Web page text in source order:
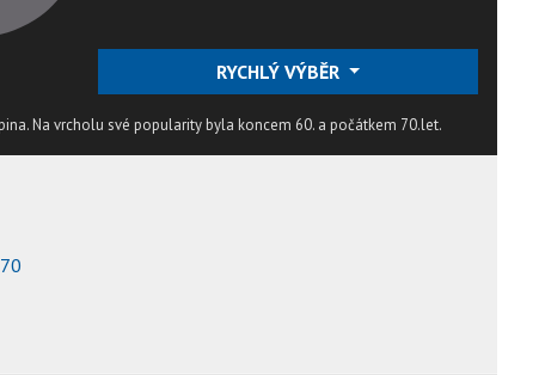
RYCHLÝ VÝBĚR
Na vrcholu své popularity byla koncem 60. a počátkem 70.let.